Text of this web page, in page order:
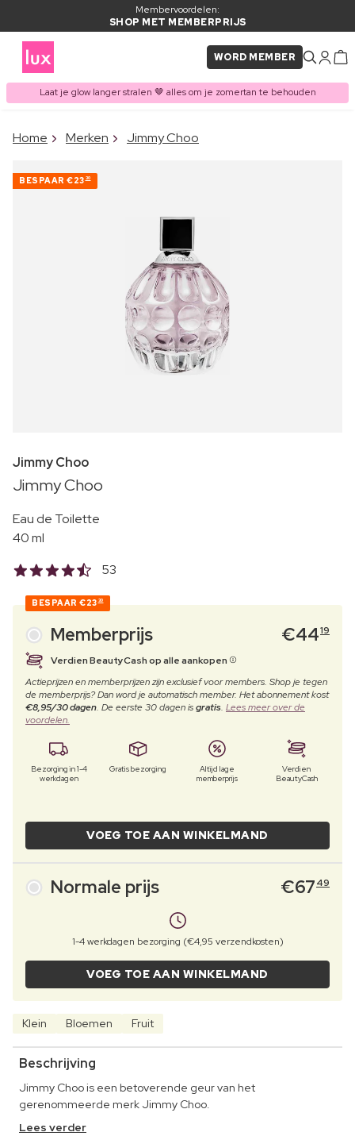
Membervoordelen:
SHOP MET MEMBERPRIJS
WORD MEMBER
Laat je glow langer stralen 🤎 alles om je zomertan te behouden
ITEM TOEGEVOEGD AAN
Vaak samen gekocht met
Home Merken Jimmy Choo
BESPAAR €23 30
Jimmy Choo
Jimmy Choo
Eau de Toilette
40 ml
53
BESPAAR €23 30
Memberprijs €4419
Verdien BeautyCash op alle aankopen
Actieprijzen en memberprijzen zijn exclusief voor members. Shop je tegen
de memberprijs? Dan word je automatisch member. Het abonnement kost
€8,95/30 dagen. De eerste 30 dagen isgratis. Lees meer over de
voordelen.
Bezorging in 1-4
werkdagen
Gratis bezorging
Altijd lage
memberprijs
Verdien
BeautyCash
VOEG TOE AAN WINKELMAND
Normale prijs €67 49
1-4 werkdagen bezorging (€4,95 verzendkosten)
VOEG TOE AAN WINKELMAND
Klein Bloemen Fruit
Beschrijving
Jimmy Choo is een betoverende geur van het
gerenommeerde merk Jimmy Choo.
Lees verder